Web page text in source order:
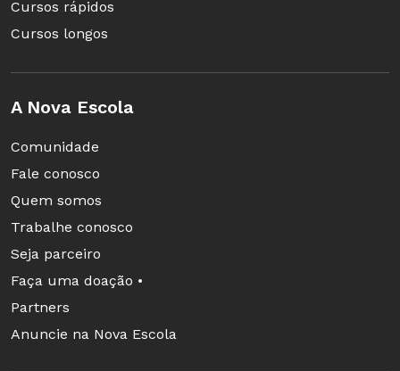
Cursos rápidos
Cursos longos
A Nova Escola
Comunidade
Fale conosco
Quem somos
Trabalhe conosco
Seja parceiro
Faça uma doação •
Partners
Anuncie na Nova Escola